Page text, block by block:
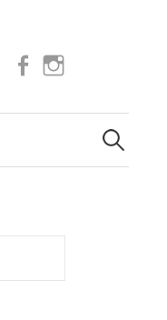
Facebook
Suchen
nach: